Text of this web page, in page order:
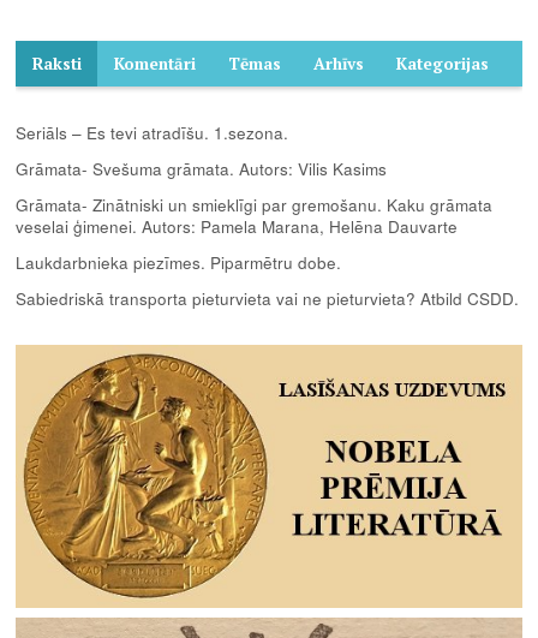
Raksti Komentāri Tēmas Arhīvs Kategorijas
Seriāls – Es tevi atradīšu. 1.sezona.
Grāmata- Svešuma grāmata. Autors: Vilis Kasims
Grāmata- Zinātniski un smieklīgi par gremošanu. Kaku grāmata
veselai ģimenei. Autors: Pamela Marana, Helēna Dauvarte
Laukdarbnieka piezīmes. Piparmētru dobe.
Sabiedriskā transporta pieturvieta vai ne pieturvieta? Atbild CSDD.